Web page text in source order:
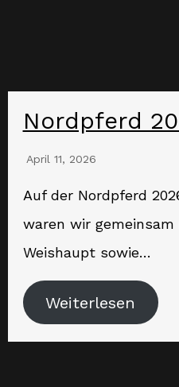
Nordpferd
April 11, 2026
Auf der Nordpferd
waren wir gemeinsam
Weishaupt sowie…
Weiterlesen